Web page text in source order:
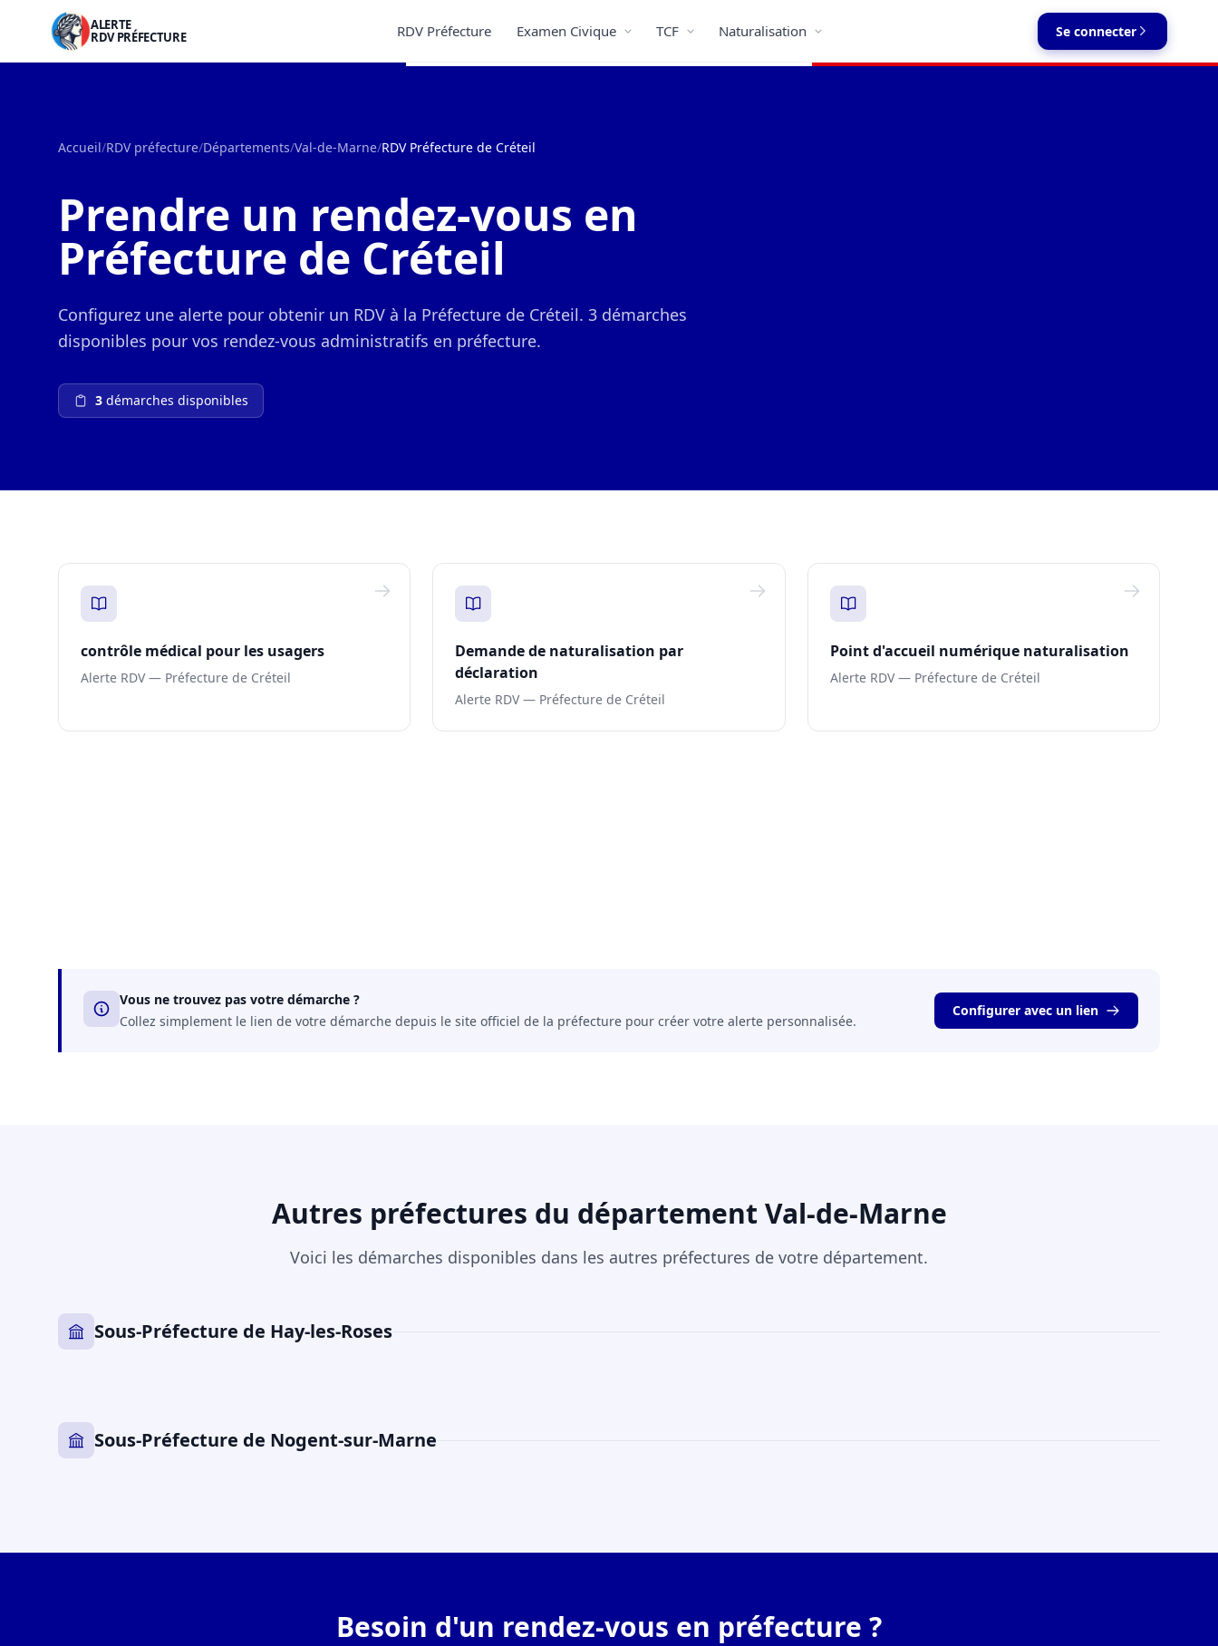
ALERTE
RDV PRÉFECTURE RDV Préfecture Examen Civique TCF Naturalisation Se connecter
Accueil/RDV préfecture/Départements/Val-de-Marne/RDV Préfecture de Créteil
Prendre un rendez-vous en
Préfecture de Créteil
Configurez une alerte pour obtenir un RDV à la Préfecture de Créteil. 3 démarches
disponibles pour vos rendez-vous administratifs en préfecture.
3 démarches disponibles
contrôle médical pour les usagers
Alerte RDV — Préfecture de Créteil
Demande de naturalisation par
déclaration
Alerte RDV — Préfecture de Créteil
Point d'accueil numérique naturalisation
Alerte RDV — Préfecture de Créteil
Vous ne trouvez pas votre démarche ?
Collez simplement le lien de votre démarche depuis le site officiel de la préfecture pour créer votre alerte personnalisée.
Configurer avec un lien
Autres préfectures du département Val-de-Marne
Voici les démarches disponibles dans les autres préfectures de votre département.
Sous-Préfecture de Hay-les-Roses
Sous-Préfecture de Nogent-sur-Marne
Besoin d'un rendez-vous en préfecture ?